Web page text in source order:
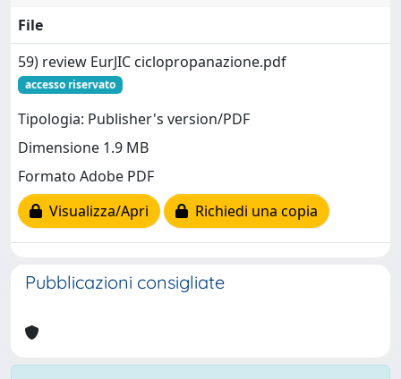
File
59) review EurJIC ciclopropanazione.pdf
accesso riservato
Tipologia: Publisher's version/PDF
Dimensione 1.9 MB
Formato Adobe PDF
Visualizza/Apri
Richiedi una copia
Pubblicazioni consigliate